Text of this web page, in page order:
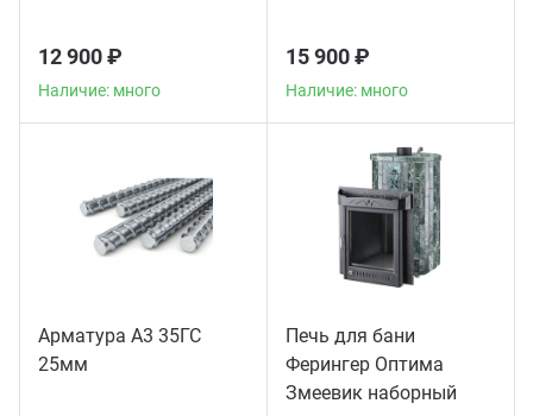
12 900 ₽
Наличие: много
15 900 ₽
Наличие: много
Арматура А3 35ГС
25мм
Печь для бани
Ферингер Оптима
Змеевик наборный